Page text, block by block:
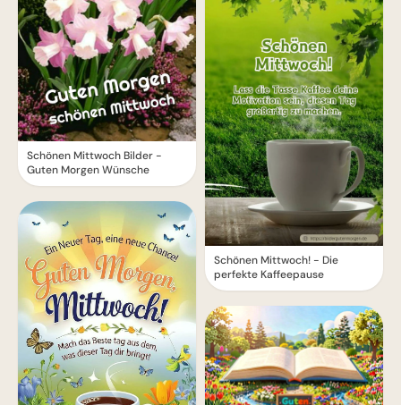
Schönen Mittwoch Bilder -
Guten Morgen Wünsche
Schönen Mittwoch! - Die
perfekte Kaffeepause